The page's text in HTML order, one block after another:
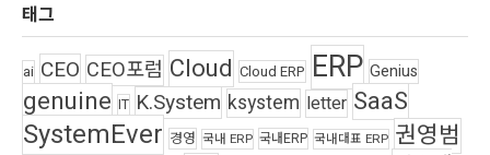
태그
ai CEO CEO포럼 Cloud Cloud ERP ERP Genius
genuine IT K.System ksystem letter SaaS
SystemEver 경영 국내 ERP 국내ERP 국내대표 ERP 권영범